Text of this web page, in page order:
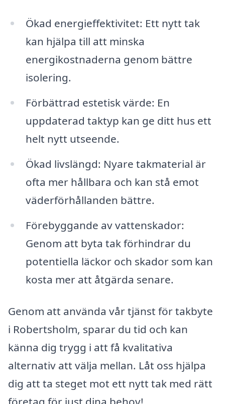
Ökad energieffektivitet: Ett nytt tak
kan hjälpa till att minska
energikostnaderna genom bättre
isolering.
Förbättrad estetisk värde: En
uppdaterad taktyp kan ge ditt hus ett
helt nytt utseende.
Ökad livslängd: Nyare takmaterial är
ofta mer hållbara och kan stå emot
väderförhållanden bättre.
Förebyggande av vattenskador:
Genom att byta tak förhindrar du
potentiella läckor och skador som kan
kosta mer att åtgärda senare.
Genom att använda vår tjänst för takbyte
i Robertsholm, sparar du tid och kan
känna dig trygg i att få kvalitativa
alternativ att välja mellan. Låt oss hjälpa
dig att ta steget mot ett nytt tak med rätt